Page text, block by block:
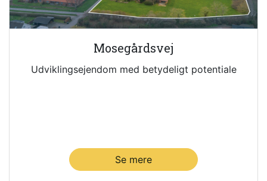
Mosegårdsvej
Udviklingsejendom med betydeligt potentiale
Se mere